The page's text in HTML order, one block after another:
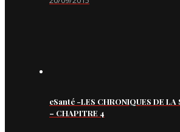
eSanté -LES CHRONIQUES DE LA
– CHAPITRE 4